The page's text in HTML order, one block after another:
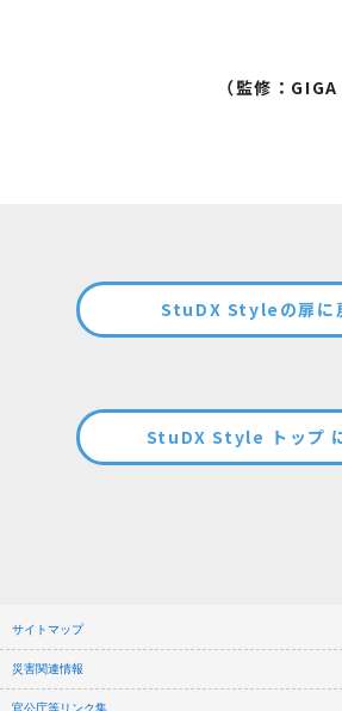
（監修：
StuDX Styleの扉に
StuDX Style トップ
サイトマップ
災害関連情報
官公庁等リンク集